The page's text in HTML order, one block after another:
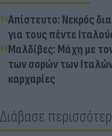
Απίστευτο: Νεκρός
για τους πέντε
Μαλδίβες: Μάχη με
των σορών των
καρχαρίες
Διάβασε